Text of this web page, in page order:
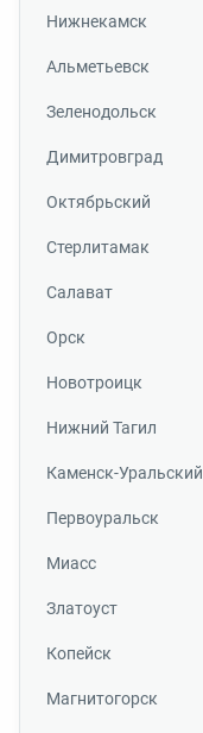
Нижнекамск
Альметьевск
Зеленодольск
Димитровград
Октябрьский
Стерлитамак
Салават
Орск
Новотроицк
Нижний Тагил
Каменск-Уральский
Первоуральск
Миасс
Златоуст
Копейск
Магнитогорск